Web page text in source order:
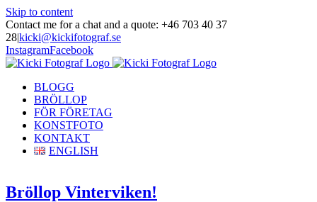
Skip to content
Contact me for a chat and a quote: +46 703 40 37
28|kicki@kickifotograf.se
InstagramFacebook
BLOGG
BRÖLLOP
FÖR FÖRETAG
KONSTFOTO
KONTAKT
ENGLISH
Bröllop Vinterviken!